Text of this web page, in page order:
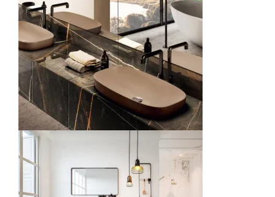
Meuble de Salle de Bain Industrial
Salles de bains